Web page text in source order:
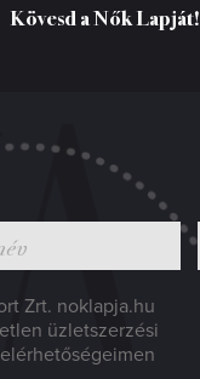
Kövesd a Nők Lapját!
Zrt. noklapja.hu
üzletszerzési